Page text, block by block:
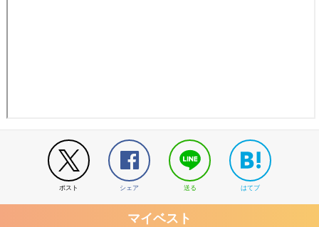
ポスト シェア 送る はてブ
マイベスト